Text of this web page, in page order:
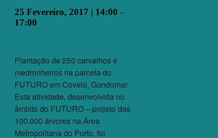
25 Fevereiro, 2017 | 14:00 -
17:00
Plantação de 250 carvalhos e
medronheiros na parcela do
FUTURO em Covelo, Gondomar.
Esta atividade, desenvolvida no
âmbito do FUTURO – projeto das
100.000 árvores na Área
Metropolitana do Porto, foi